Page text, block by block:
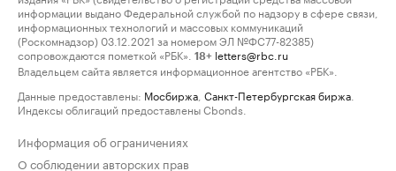
информации выдано Федеральной службой по надзору в сфере связи,
информационных технологий и массовых коммуникаций
(Роскомнадзор) 03.12.2021 за номером ЭЛ №ФС77-82385)
сопровождаются пометкой «РБК».
18+ letters@rbc.ru
Владельцем сайта является информационное агентство «РБК».
Данные предоставлены: Мосбиржа Санкт-Петербургская биржа
Индексы облигаций предоставлены Cbonds.
Информация об ограничениях
О соблюдении авторских прав